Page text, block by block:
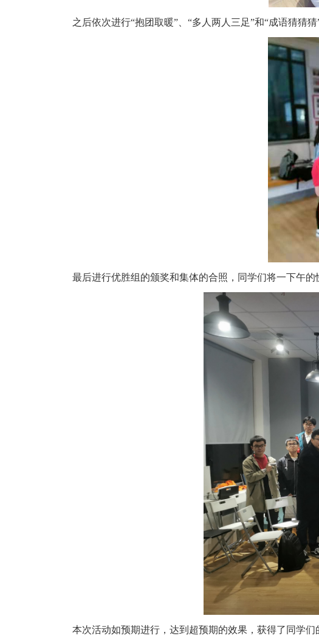
之后依次进行“抱团取暖”、“多人两人三足”和“成语猜猜
最后进行优胜组的颁奖和集体的合照，同学们将一下午的
本次活动如预期进行，达到超预期的效果，获得了同学